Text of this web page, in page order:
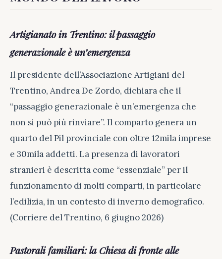
Artigianato in Trentino: il passaggio
generazionale è un’emergenza
Il presidente dell’Associazione Artigiani del
Trentino, Andrea De Zordo, dichiara che il
“passaggio generazionale è un’emergenza che
non si può più rinviare”. Il comparto genera un
quarto del Pil provinciale con oltre 12mila imprese
e 30mila addetti. La presenza di lavoratori
stranieri è descritta come “essenziale” per il
funzionamento di molti comparti, in particolare
l’edilizia, in un contesto di inverno demografico.
(Corriere del Trentino, 6 giugno 2026)
Pastorali familiari: la Chiesa di fronte alle